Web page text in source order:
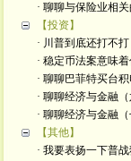
· 聊聊与保险业相
【投资】
· 川普到底还打不打
· 稳定币法案意味着
· 聊聊巴菲特买台
· 聊聊经济与金融
· 聊聊经济与金融（
【其他】
· 我要表扬一下普